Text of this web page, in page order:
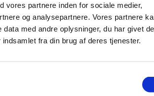
vores partnere inden for sociale medier,
og analysepartnere. Vores partnere
data med andre oplysninger, du har givet
fra din brug af deres tjenester.
Udland
Turist
og døde
pludseligt efter at have spist et